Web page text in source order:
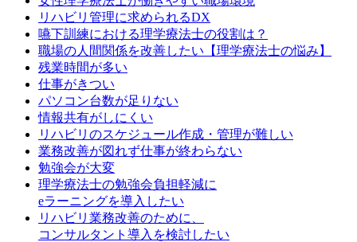
リハビリ管理に求められるDX
嚥下訓練における理学療法士の役割は？
職場の人間関係を改善したい【理学療法士の悩み】
残業時間が多い
仕事がきつい
パソコン台数が足りない
情報共有がしにくい
リハビリのスケジュール作成・管理が難しい
業務改善が図れず仕事が終わらない
勉強会が大変
理学療法士の勉強会負担軽減に
eラーニングを導入したい
リハビリ業務改善のために、
コンサルタント導入を検討したい